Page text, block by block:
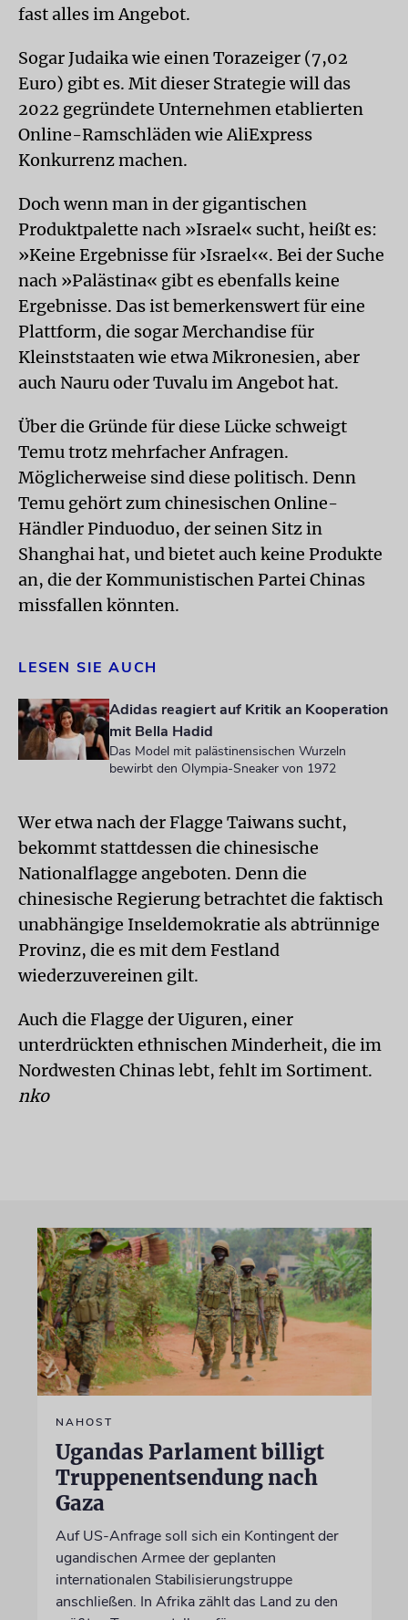
fast alles im Angebot.
Sogar Judaika wie einen Torazeiger (7,02
Euro) gibt es. Mit dieser Strategie will das
2022 gegründete Unternehmen etablierten
Online-Ramschläden wie AliExpress
Konkurrenz machen.
Doch wenn man in der gigantischen
Produktpalette nach »Israel« sucht, heißt es:
»Keine Ergebnisse für ›Israel‹«. Bei der Suche
nach »Palästina« gibt es ebenfalls keine
Ergebnisse. Das ist bemerkenswert für eine
Plattform, die sogar Merchandise für
Kleinststaaten wie etwa Mikronesien, aber
auch Nauru oder Tuvalu im Angebot hat.
Über die Gründe für diese Lücke schweigt
Temu trotz mehrfacher Anfragen.
Möglicherweise sind diese politisch. Denn
Temu gehört zum chinesischen Online-
Händler Pinduoduo, der seinen Sitz in
Shanghai hat, und bietet auch keine Produkte
an, die der Kommunistischen Partei Chinas
missfallen könnten.
LESEN SIE AUCH
Adidas reagiert auf Kritik an Kooperation
mit Bella Hadid
Das Model mit palästinensischen Wurzeln
bewirbt den Olympia-Sneaker von 1972
Wer etwa nach der Flagge Taiwans sucht,
bekommt stattdessen die chinesische
Nationalflagge angeboten. Denn die
chinesische Regierung betrachtet die faktisch
unabhängige Inseldemokratie als abtrünnige
Provinz, die es mit dem Festland
wiederzuvereinen gilt.
Auch die Flagge der Uiguren, einer
unterdrückten ethnischen Minderheit, die im
Nordwesten Chinas lebt, fehlt im Sortiment.
nko
NAHOST
Ugandas Parlament billigt
Truppenentsendung nach
Gaza
Auf US-Anfrage soll sich ein Kontingent der
ugandischen Armee der geplanten
internationalen Stabilisierungstruppe
anschließen. In Afrika zählt das Land zu den